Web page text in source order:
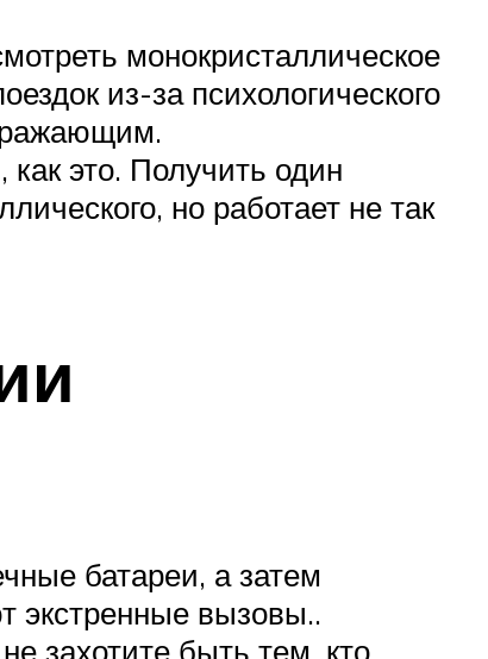
монокристаллическое
из-за психологического
это. Получить один
но работает не так
батареи, а затем
экстренные вызовы..
захотите быть тем, кто